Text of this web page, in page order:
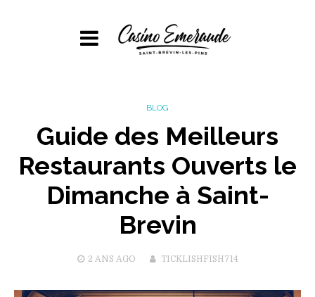
BLOG
Guide des Meilleurs
Restaurants Ouverts le
Dimanche à Saint-
Brevin
2 ANS AGO TICKLISHFISH714